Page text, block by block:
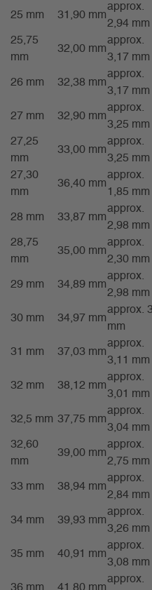
25 mm 31,90 mm
approx.
2,94 mm
25,75
mm
32,00 mm
approx.
3,17 mm
26 mm 32,38 mm
approx.
3,17 mm
27 mm 32,90 mm
approx.
3,25 mm
27,25
mm
33,00 mm
approx.
3,25 mm
27,30
mm
36,40 mm
approx.
1,85 mm
28 mm 33,87 mm
approx.
2,98 mm
28,75
mm
35,00 mm
approx.
2,30 mm
29 mm 34,89 mm
approx.
2,98 mm
30 mm 34,97 mm
approx.
mm
31 mm 37,03 mm
approx.
3,11 mm
32 mm 38,12 mm
approx.
3,01 mm
32,5 mm 37,75 mm
approx.
3,04 mm
32,60
mm
39,00 mm
approx.
2,75 mm
33 mm 38,94 mm
approx.
2,84 mm
34 mm 39,93 mm
approx.
3,26 mm
35 mm 40,91 mm
approx.
3,08 mm
36 mm 41,80 mm
approx.